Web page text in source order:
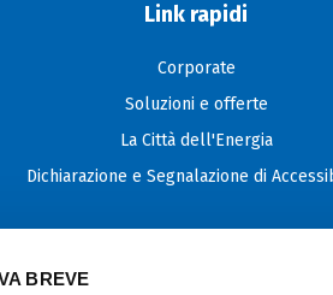
BREVE
Link rapidi
Corporate
Soluzioni e offerte
La Città dell'Energia
Dichiarazione e Segnalazione di